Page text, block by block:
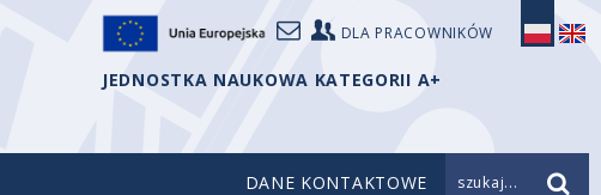
DLA PRACOWNIKÓW
JEDNOSTKA NAUKOWA KATEGORII A+
DANE KONTAKTOWE szukaj...